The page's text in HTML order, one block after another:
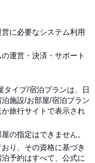
に必要なシステム利用
運営・決済・サポート
タイプ/宿泊プランは、日
施設/お部屋/宿泊プラン
旅行サイトで表示され
の指定はできません。
り、その資格に基づき
予約はすべて、公式に